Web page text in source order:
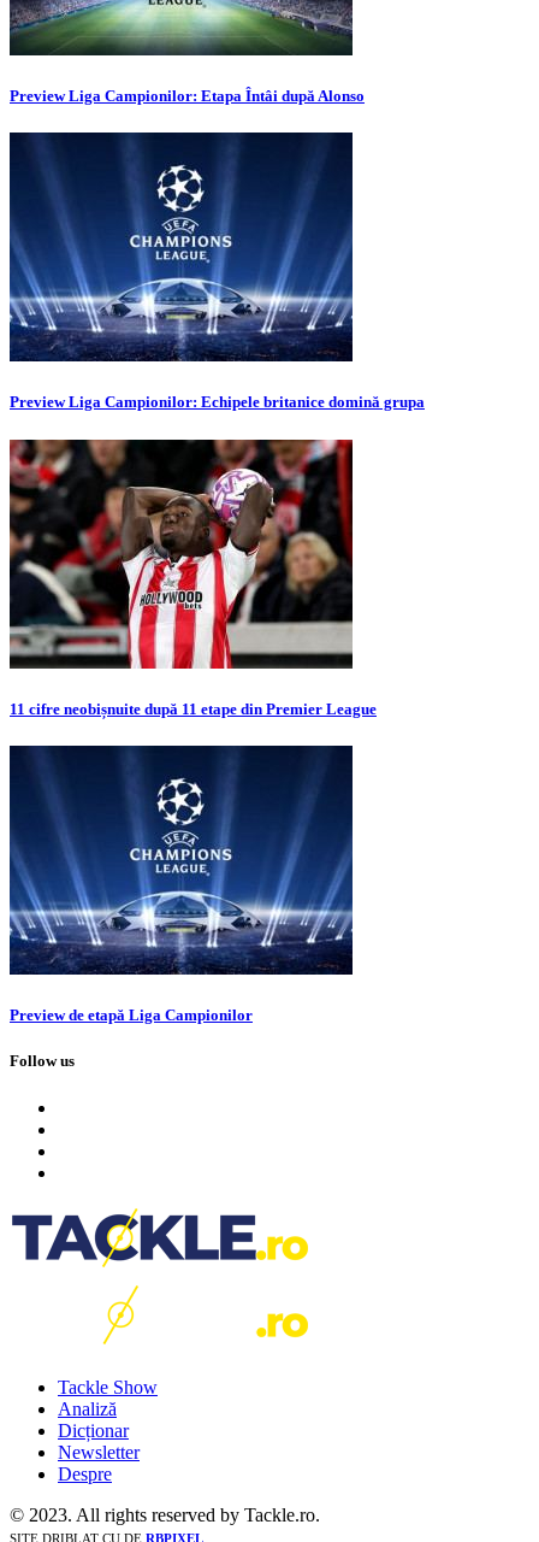
Preview Liga Campionilor: Etapa Întâi după Alonso
Preview Liga Campionilor: Echipele britanice domină grupa
11 cifre neobișnuite după 11 etape din Premier League
Preview de etapă Liga Campionilor
Follow us
Tackle Show
Analiză
Dicționar
Newsletter
Despre
© 2023. All rights reserved by Tackle.ro.
SITE DRIBLAT CU DE RBPIXEL